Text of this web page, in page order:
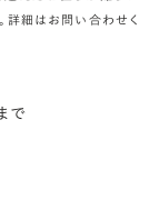
詳細はお問い合わせく
で